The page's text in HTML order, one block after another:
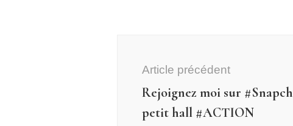
d'article
Article précédent
Rejoignez moi sur
petit hall #ACTION